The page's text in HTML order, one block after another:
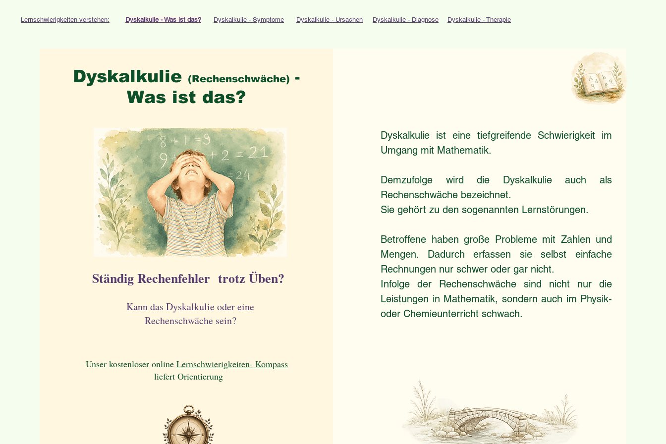
Lernschwierigkeiten verstehen: Dyskalkulie - Was ist das? Dyskalkulie - Symptome Dyskalkulie - Ursachen Dyskalkulie - Diagnose Dyskalkulie - Therapie
Dyskalkulie (Rechenschwäche) -
Was ist das?
Ständig Rechenfehler trotz Üben?
Kann das Dyskalkulie oder eine
Rechenschwäche sein?
Unser kostenloser online Lernschwierigkeiten- Kompass
liefert Orientierung
Dyskalkulie ist eine tiefgreifende Schwierigkeit im
Umgang mit Mathematik.
Demzufolge wird die Dyskalkulie auch als
Rechenschwäche bezeichnet.
Sie gehört zu den sogenannten Lernstörungen.
Betroffene haben große Probleme mit Zahlen und
Mengen. Dadurch erfassen sie selbst einfache
Rechnungen nur schwer oder gar nicht.
Infolge der Rechenschwäche sind nicht nur die
Leistungen in Mathematik, sondern auch im Physik-
oder Chemieunterricht schwach.